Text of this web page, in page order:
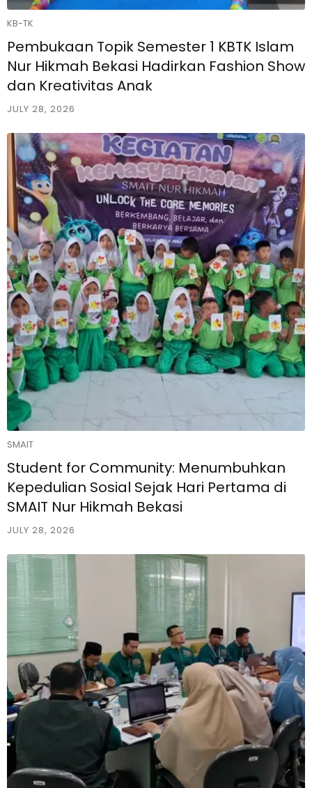
KB-TK
Pembukaan Topik Semester 1 KBTK Islam
Nur Hikmah Bekasi Hadirkan Fashion Show
dan Kreativitas Anak
JULY 28, 2026
SMAIT
Student for Community: Menumbuhkan
Kepedulian Sosial Sejak Hari Pertama di
SMAIT Nur Hikmah Bekasi
JULY 28, 2026